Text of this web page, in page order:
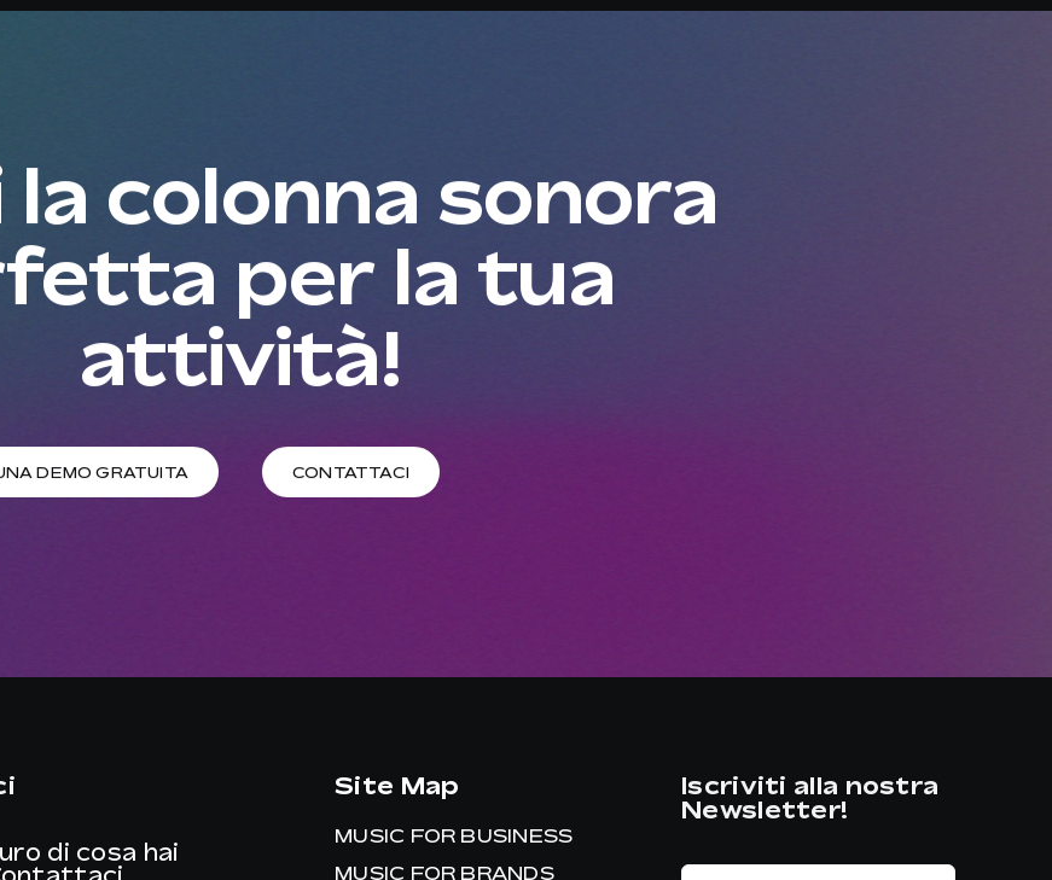
la colonna sonora
per la tua
attività!
DEMO GRATUITA CONTATTACI
di cosa hai
Site Map
MUSIC FOR BUSINESS
MUSIC FOR BRANDS
Iscriviti alla nostra
Newsletter!